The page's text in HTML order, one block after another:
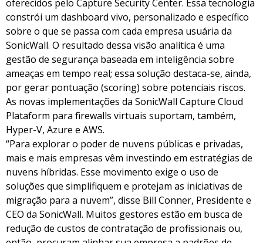
oferecidos pelo Capture Security Center. Essa tecnologia
constrói um dashboard vivo, personalizado e específico
sobre o que se passa com cada empresa usuária da
SonicWall. O resultado dessa visão analítica é uma
gestão de segurança baseada em inteligência sobre
ameaças em tempo real; essa solução destaca-se, ainda,
por gerar pontuação (scoring) sobre potenciais riscos.
As novas implementações da SonicWall Capture Cloud
Plataform para firewalls virtuais suportam, também,
Hyper-V, Azure e AWS.
“Para explorar o poder de nuvens públicas e privadas,
mais e mais empresas vêm investindo em estratégias de
nuvens híbridas. Esse movimento exige o uso de
soluções que simplifiquem e protejam as iniciativas de
migração para a nuvem”, disse Bill Conner, Presidente e
CEO da SonicWall. Muitos gestores estão em busca de
redução de custos de contratação de profissionais ou,